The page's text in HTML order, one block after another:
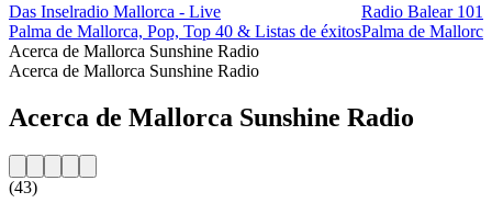
Das Inselradio Mallorca - Live
Palma de Mallorca, Pop, Top 40 & Listas de éxitos
Radio Balear
Palma de
Acerca de Mallorca Sunshine Radio
Acerca de Mallorca Sunshine Radio
Acerca de Mallorca Sunshine Radio
(43)